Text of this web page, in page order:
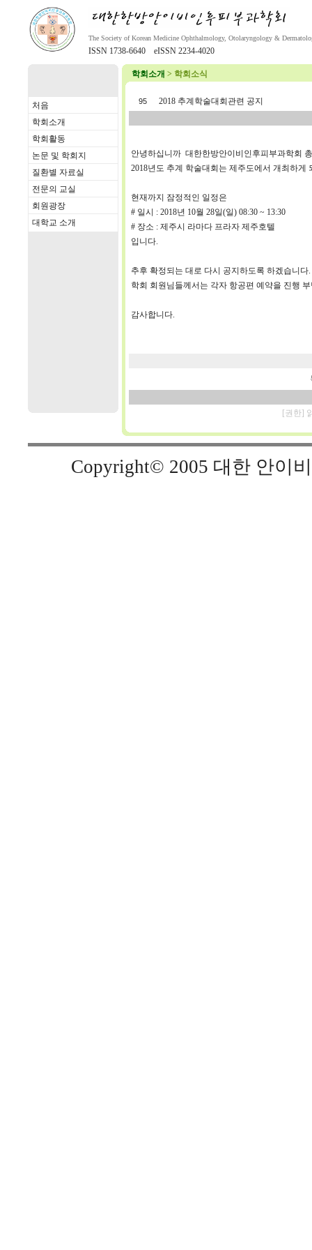
The Society of Korean Medicine Ophthalmology, Otolaryngology &
ISSN 1738-6640 eISSN 2234-4020
처음
학회소개
학회활동
논문 및 학회지
질환별 자료실
전문의 교실
회원광장
대학교 소개
학회소개 > 학회소식
95 2018 추계학술대회관련 공지
안녕하십니까 대한한방안이비인후피부과학회
2018년도 추계 학술대회는 제주도에서 개최하게
현재까지 잠정적인 일정은
# 일시 : 2018년 10월 28일(일) 08:30 ~ 13:30
# 장소 : 제주시 라마다 프라자 제주호텔
입니다.
추후 확정되는 대로 다시 공지하도록 하겠습니다.
학회 회원님들께서는 각자 항공편 예약을 진행
감사합니다.
[권한]
Copyright© 2005 대한 안이